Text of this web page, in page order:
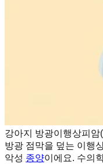
강아지 방광이행상피
방광 점막을 덮는 이행
악성 종양이에요. 수의